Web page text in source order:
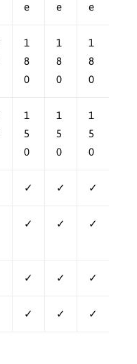
e
e
e
1
8
0
1
8
0
1
8
0
1
5
0
1
5
0
1
5
0
✓ ✓ ✓
✓ ✓ ✓
✓ ✓ ✓
✓ ✓ ✓